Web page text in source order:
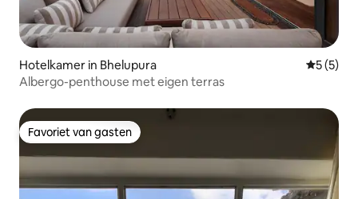
Hotelkamer in Bhelupura
5 (5)
Albergo-penthouse met eigen terras
Favoriet van gasten
Favoriet van gasten